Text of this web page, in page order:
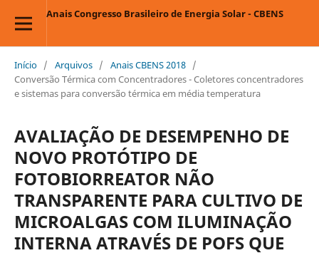
Anais Congresso Brasileiro de Energia Solar - CBENS
Início / Arquivos / Anais CBENS 2018 /
Conversão Térmica com Concentradores - Coletores concentradores
e sistemas para conversão térmica em média temperatura
AVALIAÇÃO DE DESEMPENHO DE
NOVO PROTÓTIPO DE
FOTOBIORREATOR NÃO
TRANSPARENTE PARA CULTIVO DE
MICROALGAS COM ILUMINAÇÃO
INTERNA ATRAVÉS DE POFS QUE